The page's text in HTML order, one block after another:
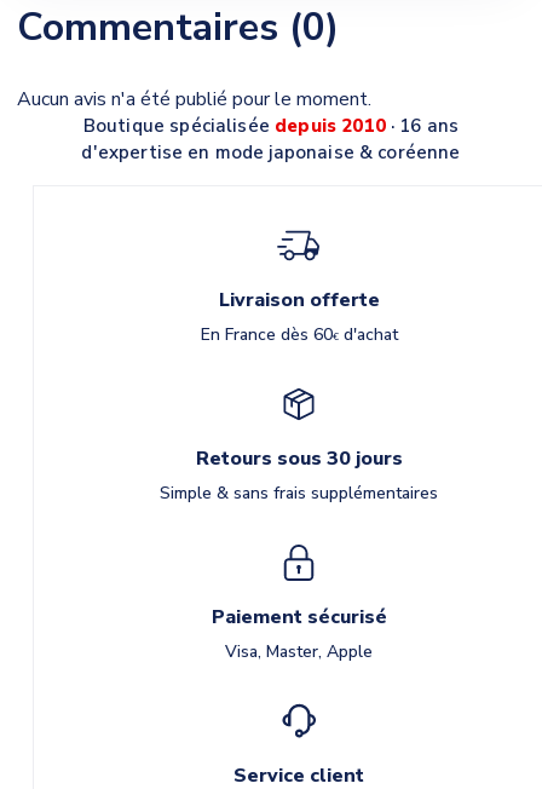
Commentaires (0)
Aucun avis n'a été publié pour le moment.
Boutique spécialisée depuis 2010· 16 ans
d'expertise en mode japonaise & coréenne
Livraison offerte
En France dès 60€d'achat
Retours sous 30 jours
Simple & sans frais supplémentaires
Paiement sécurisé
Visa, Master, Apple
Service client